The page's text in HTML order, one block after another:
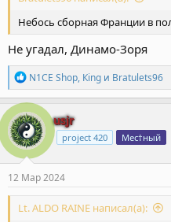
Небось сборная Франции в
Не угадал, Динамо-Зоря
Р
е
а
к
ц
и
и
:
N1CE Shop, Кing и Bratulets96
usjr
project 420 Мес†ный
12 Мар 2024
Lt. ALDO RAINE написал(а):